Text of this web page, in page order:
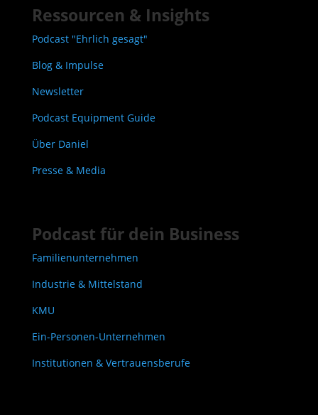
Ressourcen & Insights
Podcast "Ehrlich gesagt"
Blog & Impulse
Newsletter
Podcast Equipment Guide
Über Daniel
Presse & Media
Podcast für dein Business
Familienunternehmen
Industrie & Mittelstand
KMU
Ein-Personen-Unternehmen
Institutionen & Vertrauensberufe